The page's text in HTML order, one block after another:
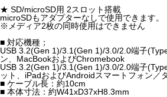
★ SD/microSD用 2スロット搭載
microSDもアダプターなしで使用できます。
※メディア2枚の同時使用はできません
■ 対応機種；
USB 3.2(Gen 1)/3.1(Gen 1)/3.0/2.0端子
ン、MacBookおよびChromebook
USB 3.2(Gen 1)/3.1(Gen 1)/3.0/2.0端子
ット、iPadおよびAndroidスマートフォン／
■ ケーブル長：約10cm
■ 本体寸法：約W41xD37xH8.3mm